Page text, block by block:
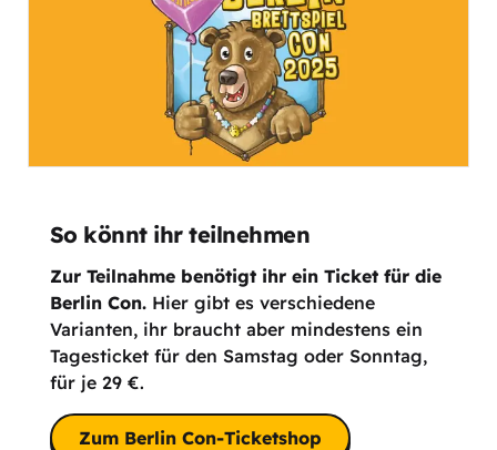
So könnt ihr teilnehmen
Zur Teilnahme benötigt ihr ein Ticket für die
Berlin Con.Hier gibt es verschiedene
Varianten, ihr braucht aber mindestens ein
Tagesticket für den Samstag oder Sonntag,
für je 29 €.
Zum Berlin Con-Ticketshop